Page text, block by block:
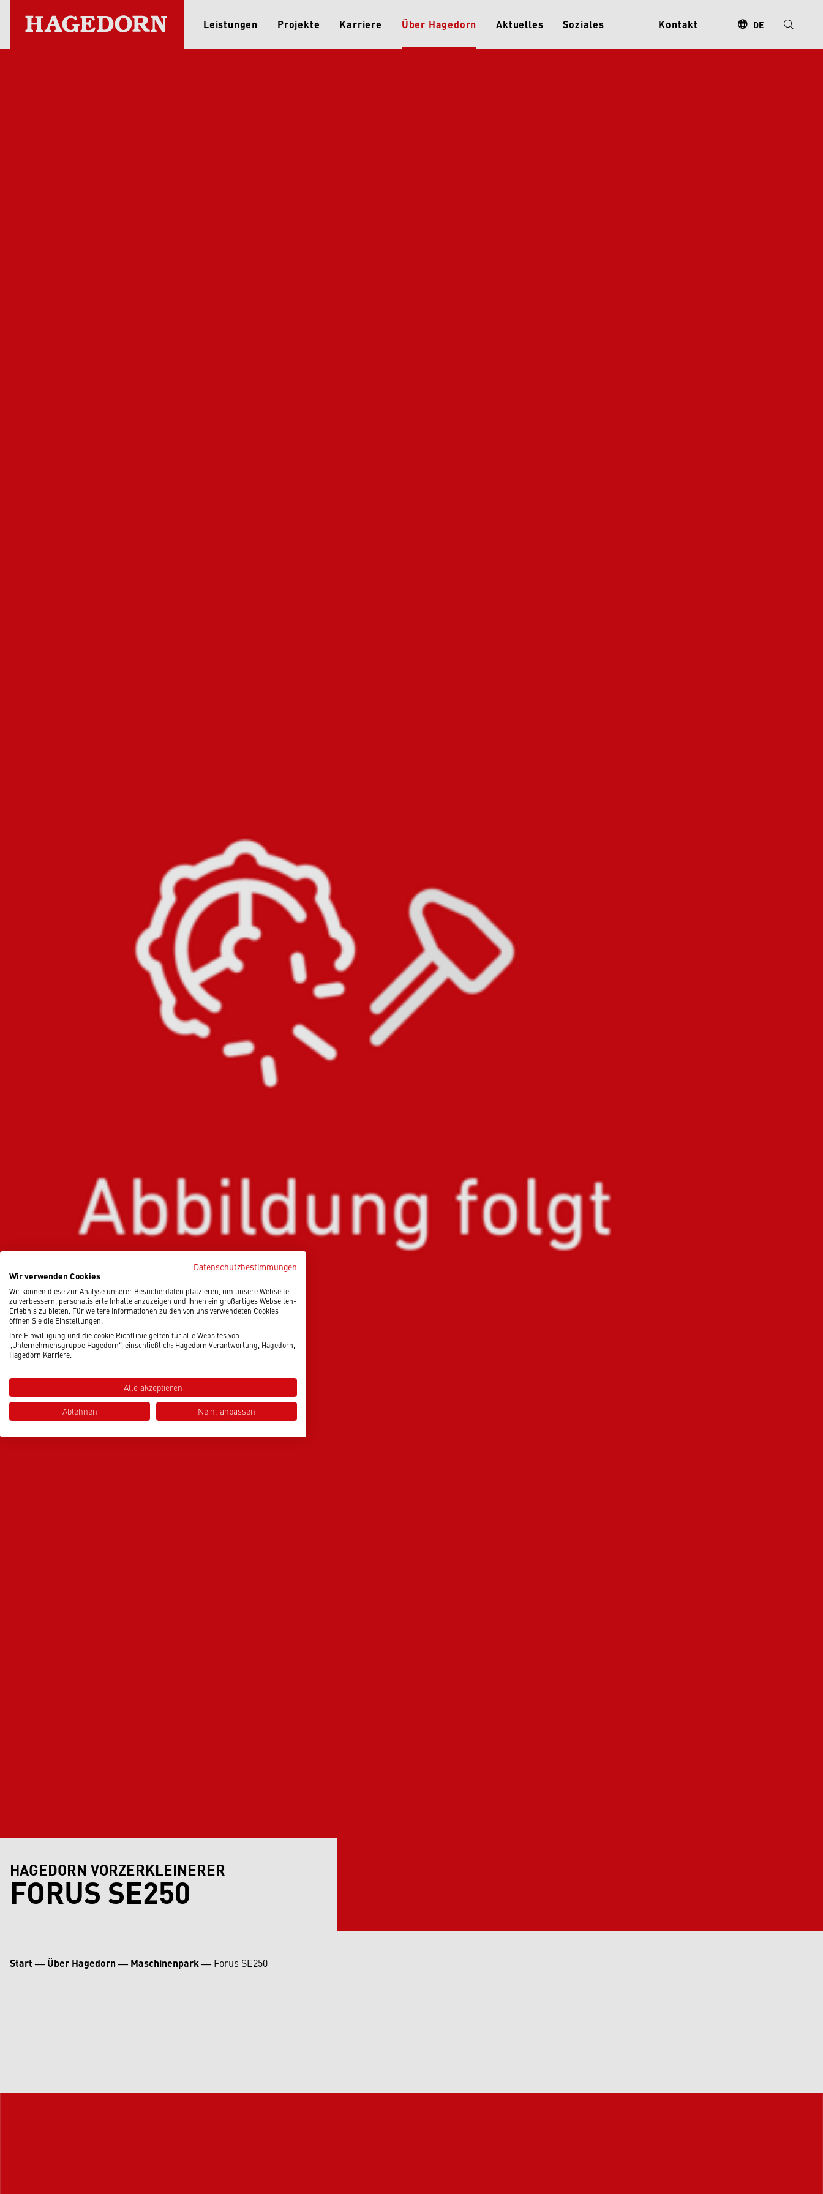
Leistungen Projekte Karriere Über Hagedorn Aktuelles Soziales Kontakt DE
HAGEDORN VORZERKLEINERER
FORUS SE250
Start ― Über Hagedorn ― Maschinenpark―Forus SE250
Datenschutzbestimmungen
Wir verwenden Cookies
Wir können diese zur Analyse unserer Besucherdaten platzieren, um unsere Webseite
zu verbessern, personalisierte Inhalte anzuzeigen und Ihnen ein großartiges Webseiten-
Erlebnis zu bieten. Für weitere Informationen zu den von uns verwendeten Cookies
öffnen Sie die Einstellungen.
Ihre Einwilligung und die cookie Richtlinie gelten für alle Websites von
„Unternehmensgruppe Hagedorn“, einschließlich: Hagedorn Verantwortung, Hagedorn,
Hagedorn Karriere.
Alle akzeptieren
Ablehnen Nein, anpassen